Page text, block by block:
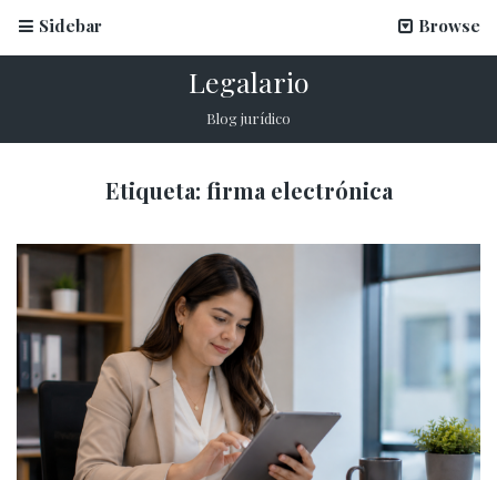
Sidebar Browse
Legalario
Blog jurídico
Etiqueta: firma electrónica